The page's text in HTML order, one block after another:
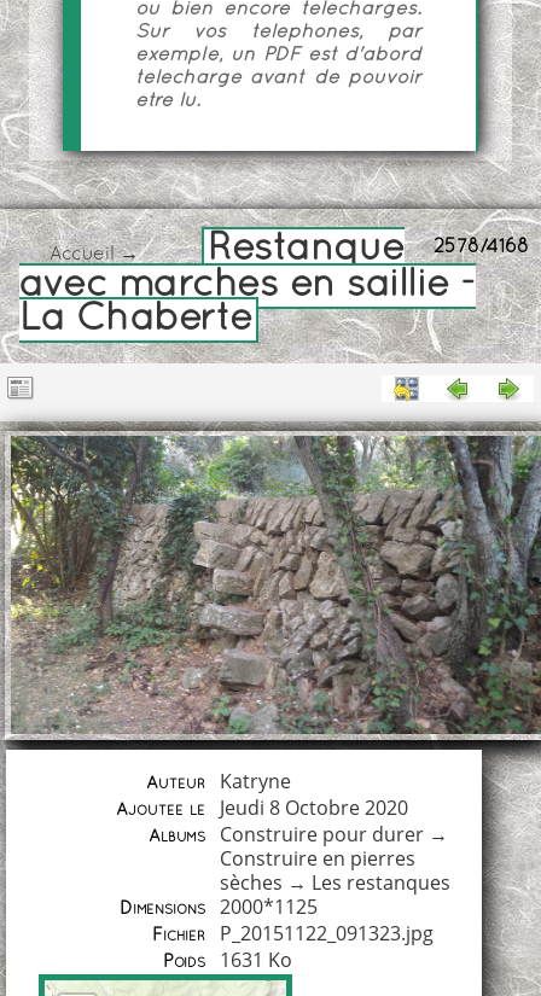
ou bien encore téléchargés.
Sur vos téléphones, par
exemple, un PDF est d'abord
téléchargé avant de pouvoir
être lu.
2578/4168
Accueil→
Restanque
avec marches en saillie -
La Chaberte
Auteur Katryne
Ajoutée le Jeudi 8 Octobre 2020
Albums Construire pour durer→
Construire en pierres
sèches → Les restanques
Dimensions 2000*1125
Fichier P_20151122_091323.jpg
Poids 1631 Ko